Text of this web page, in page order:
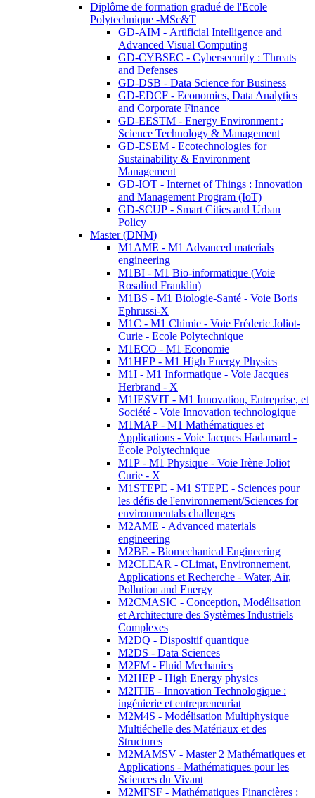
Diplôme de formation gradué de l'Ecole
Polytechnique -MSc&T
GD-AIM - Artificial Intelligence and
Advanced Visual Computing
GD-CYBSEC - Cybersecurity : Threats
and Defenses
GD-DSB - Data Science for Business
GD-EDCF - Economics, Data Analytics
and Corporate Finance
GD-EESTM - Energy Environment :
Science Technology & Management
GD-ESEM - Ecotechnologies for
Sustainability & Environment
Management
GD-IOT - Internet of Things : Innovation
and Management Program (IoT)
GD-SCUP - Smart Cities and Urban
Policy
Master (DNM)
M1AME - M1 Advanced materials
engineering
M1BI - M1 Bio-informatique (Voie
Rosalind Franklin)
M1BS - M1 Biologie-Santé - Voie Boris
Ephrussi-X
M1C - M1 Chimie - Voie Fréderic Joliot-
Curie - Ecole Polytechnique
M1ECO - M1 Economie
M1HEP - M1 High Energy Physics
M1I - M1 Informatique - Voie Jacques
Herbrand - X
M1IESVIT - M1 Innovation, Entreprise, et
Société - Voie Innovation technologique
M1MAP - M1 Mathématiques et
Applications - Voie Jacques Hadamard -
École Polytechnique
M1P - M1 Physique - Voie Irène Joliot
Curie - X
M1STEPE - M1 STEPE - Sciences pour
les défis de l'environnement/Sciences for
environmentals challenges
M2AME - Advanced materials
engineering
M2BE - Biomechanical Engineering
M2CLEAR - CLimat, Environnement,
Applications et Recherche - Water, Air,
Pollution and Energy
M2CMASIC - Conception, Modélisation
et Architecture des Systèmes Industriels
Complexes
M2DQ - Dispositif quantique
M2DS - Data Sciences
M2FM - Fluid Mechanics
M2HEP - High Energy physics
M2ITIE - Innovation Technologique :
ingénierie et entrepreneuriat
M2M4S - Modélisation Multiphysique
Multiéchelle des Matériaux et des
Structures
M2MAMSV - Master 2 Mathématiques et
Applications - Mathématiques pour les
Sciences du Vivant
M2MFSF - Mathématiques Financières :